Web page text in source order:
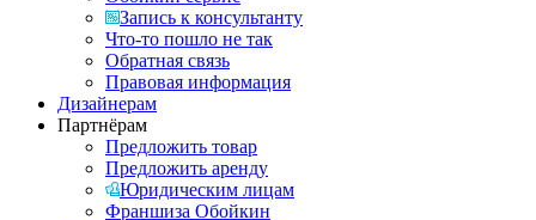
Запись к консультанту
Что-то пошло не так
Обратная связь
Правовая информация
Дизайнерам
Партнёрам
Предложить товар
Предложить аренду
Юридическим лицам
Франшиза Обойкин